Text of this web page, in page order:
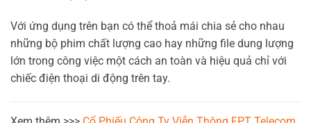
Với ứng dụng trên bạn có thể thoả mái chia sẻ cho nhau
những bộ phim chất lượng cao hay những file dung lượng
lớn trong công việc một cách an toàn và hiệu quả chỉ với
chiếc điện thoại di động trên tay.